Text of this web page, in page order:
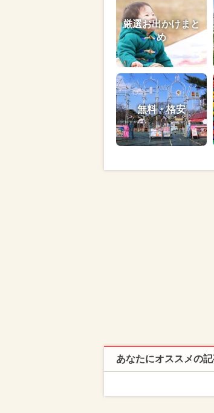
厳選お出かけまと
め
無料・格安
あなたにオススメの